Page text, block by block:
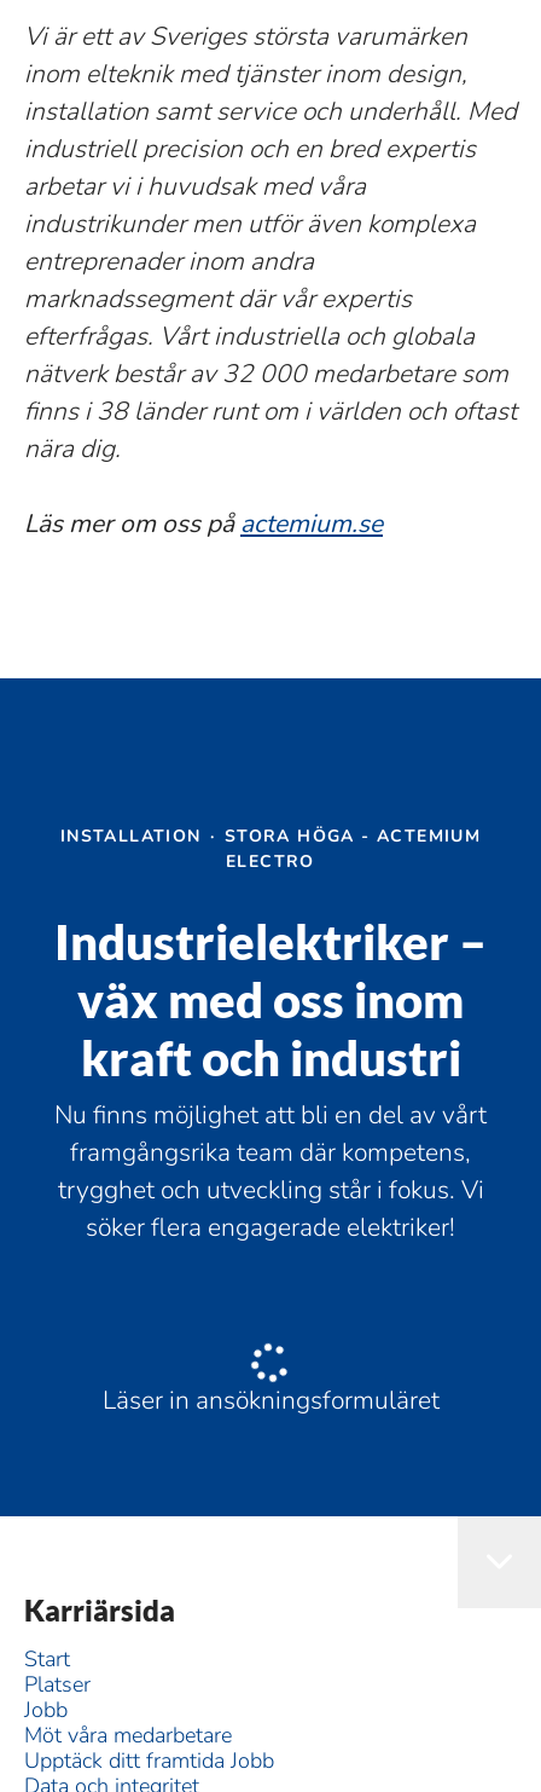
Vi är ett av Sveriges största varumärken
inom elteknik med tjänster inom design,
installation samt service och underhåll. Med
industriell precision och en bred expertis
arbetar vi i huvudsak med våra
industrikunder men utför även komplexa
entreprenader inom andra
marknadssegment där vår expertis
efterfrågas. Vårt industriella och globala
nätverk består av 32 000 medarbetare som
finns i 38 länder runt om i världen och oftast
nära dig.
Läs mer om oss påactemium.se
INSTALLATION · STORA HÖGA - ACTEMIUM
ELECTRO
Industrielektriker –
väx med oss inom
kraft och industri
Nu finns möjlighet att bli en del av vårt
framgångsrika team där kompetens,
trygghet och utveckling står i fokus. Vi
söker flera engagerade elektriker!
Läser in ansökningsformuläret
Karriärsida
Start
Platser
Jobb
Möt våra medarbetare
Upptäck ditt framtida Jobb
Data och integritet